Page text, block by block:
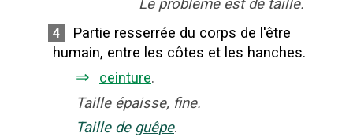
Le problème est de taille.
4
Partie resserrée du corps de l'être
humain, entre les côtes et les hanches.
⇒ ceinture.
Taille épaisse, fine.
Taille de guêpe.